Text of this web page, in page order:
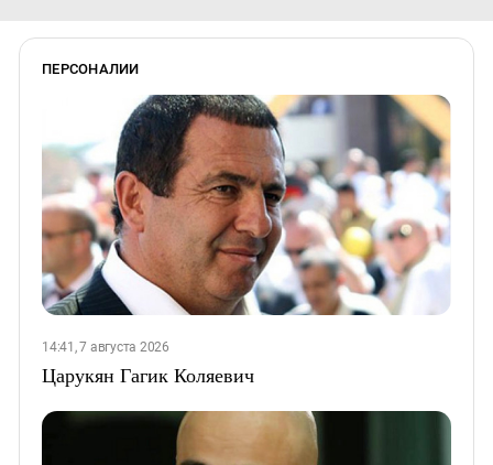
ПЕРСОНАЛИИ
14:41, 7 августа 2026
Царукян Гагик Коляевич